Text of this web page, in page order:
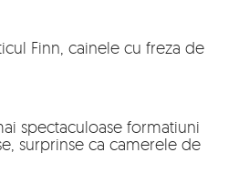
Finn, cainele cu freza de
spectaculoase formatiuni
surprinse ca camerele de